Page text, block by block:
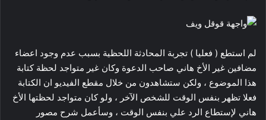
لم استطع ( فعليا ) تجربة المحادثة اللحظية بسبب عدم وجود اعضاء
مضافين غير الأخ هاني صاحب الدعوة وكان غير متواجد لحظة كتابة
هذا الموضوع ، ولكن ستشاهدون من خلال مقطع الفيديو ان الكتابة
فعلا تظهر بنفس الوقت للشخص الآخر ، ولو كان متواجد لحظتها الأخ
هاني لإستطاع الرد علي بنفس الوقت ، وسأعمل شرح مصور